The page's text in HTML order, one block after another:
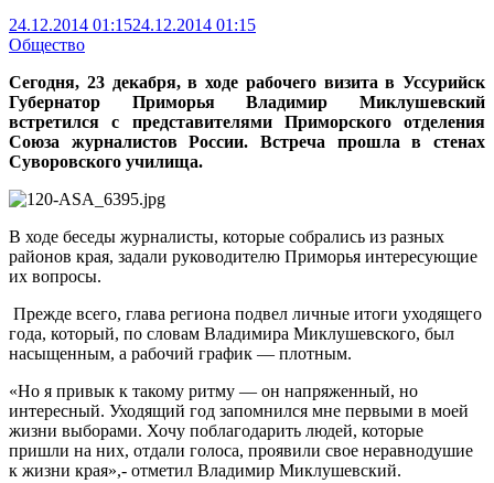
24.12.2014 01:1524.12.2014 01:15
Общество
Сегодня, 23 декабря, в ходе рабочего визита в Уссурийск
Губернатор Приморья Владимир Миклушевский
встретился с представителями Приморского отделения
Союза журналистов России. Встреча прошла в стенах
Суворовского училища.
В ходе беседы журналисты, которые собрались из разных
районов края, задали руководителю Приморья интересующие
их вопросы.
Прежде всего, глава региона подвел личные итоги уходящего
года, который, по словам Владимира Миклушевского, был
насыщенным, а рабочий график — плотным.
«Но я привык к такому ритму — он напряженный, но
интересный. Уходящий год запомнился мне первыми в моей
жизни выборами. Хочу поблагодарить людей, которые
пришли на них, отдали голоса, проявили свое неравнодушие
к жизни края»,- отметил Владимир Миклушевский.